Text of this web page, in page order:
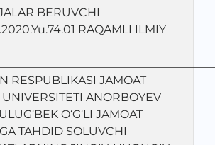
BERUVCHI
RAQAMLI ILMIY
RESPUBLIKASI JAMOAT
UNIVERSITETI ANORBOYEV
O‘G‘LI JAMOAT
TAHDID SOLUVCHI